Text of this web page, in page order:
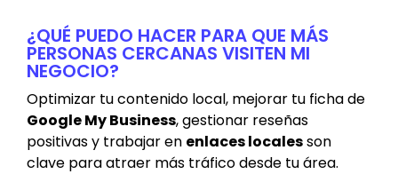
¿QUÉ PUEDO HACER PARA QUE MÁS
PERSONAS CERCANAS VISITEN MI
NEGOCIO?
Optimizar tu contenido local, mejorar tu ficha de
Google My Business, gestionar reseñas
positivas y trabajar en enlaces localesson
clave para atraer más tráfico desde tu área.